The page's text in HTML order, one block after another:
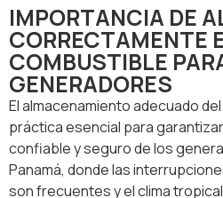
IMPORTANCIA DE
CORRECTAMENTE
COMBUSTIBLE
GENERADORES
El almacenamiento adecuado
práctica esencial para
confiable y seguro de los
Panamá, donde las
son frecuentes y el clima